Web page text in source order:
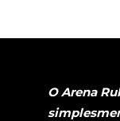
O Arena